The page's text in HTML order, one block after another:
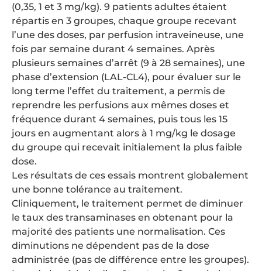
(0,35, 1 et 3 mg/kg). 9 patients adultes étaient
répartis en 3 groupes, chaque groupe recevant
l’une des doses, par perfusion intraveineuse, une
fois par semaine durant 4 semaines. Après
plusieurs semaines d’arrêt (9 à 28 semaines), une
phase d’extension (LAL-CL4), pour évaluer sur le
long terme l’effet du traitement, a permis de
reprendre les perfusions aux mêmes doses et
fréquence durant 4 semaines, puis tous les 15
jours en augmentant alors à 1 mg/kg le dosage
du groupe qui recevait initialement la plus faible
dose.
Les résultats de ces essais montrent globalement
une bonne tolérance au traitement.
Cliniquement, le traitement permet de diminuer
le taux des transaminases en obtenant pour la
majorité des patients une normalisation. Ces
diminutions ne dépendent pas de la dose
administrée (pas de différence entre les groupes).